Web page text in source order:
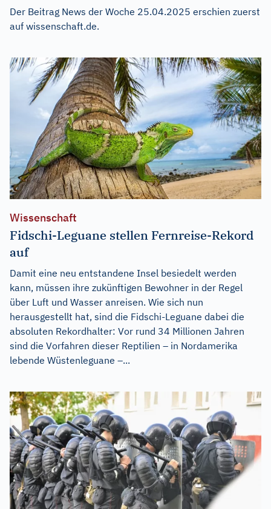
Der Beitrag News der Woche 25.04.2025 erschien zuerst
auf wissenschaft.de.
Wissenschaft
Fidschi-Leguane stellen Fernreise-Rekord
auf
Damit eine neu entstandene Insel besiedelt werden
kann, müssen ihre zukünftigen Bewohner in der Regel
über Luft und Wasser anreisen. Wie sich nun
herausgestellt hat, sind die Fidschi-Leguane dabei die
absoluten Rekordhalter: Vor rund 34 Millionen Jahren
sind die Vorfahren dieser Reptilien – in Nordamerika
lebende Wüstenleguane –...